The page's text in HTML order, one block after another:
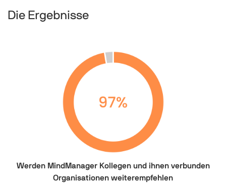
Die Ergebnisse
Werden MindManager Kollegen und ihnen verbunden
Organisationen weiterempfehlen